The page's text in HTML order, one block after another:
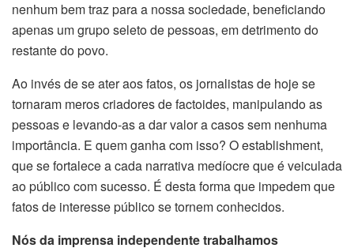
nenhum bem traz para a nossa sociedade, beneficiando
apenas um grupo seleto de pessoas, em detrimento do
restante do povo.
Ao invés de se ater aos fatos, os jornalistas de hoje se
tornaram meros criadores de factoides, manipulando as
pessoas e levando-as a dar valor a casos sem nenhuma
importância. E quem ganha com isso? O establishment,
que se fortalece a cada narrativa medíocre que é veiculada
ao público com sucesso. É desta forma que impedem que
fatos de interesse público se tornem conhecidos.
Nós da imprensa independente trabalhamos